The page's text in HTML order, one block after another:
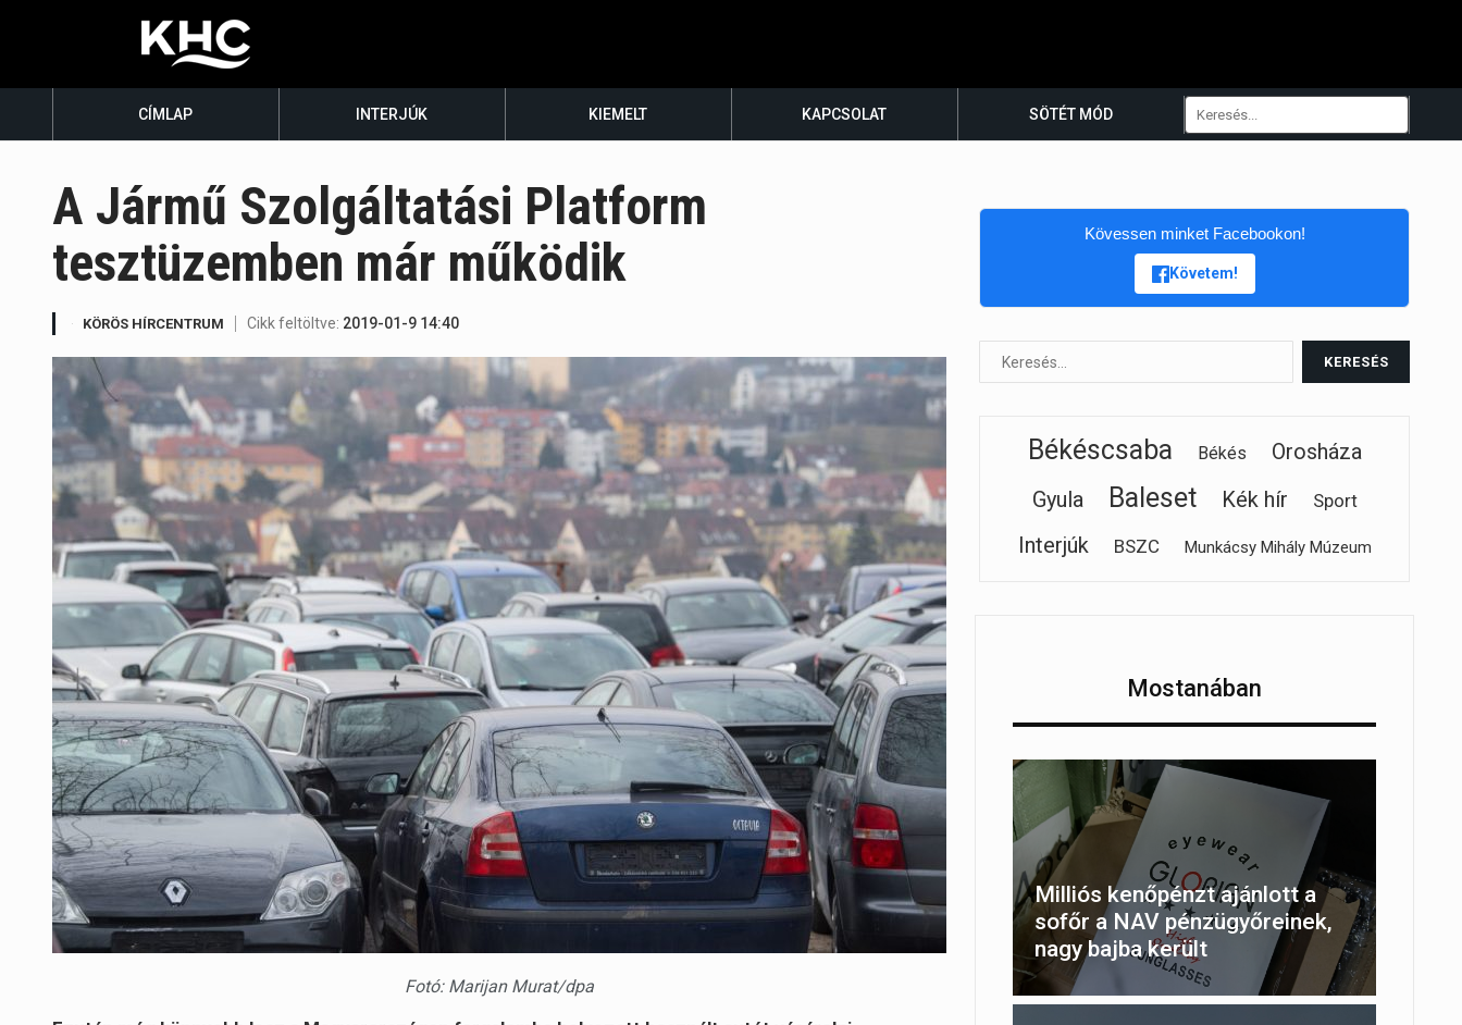
CÍMLAP INTERJÚK KIEMELT KAPCSOLAT SÖTÉT MÓD
A Jármű Szolgáltatási Platform
tesztüzemben már működik
KÖRÖS HÍRCENTRUM Cikk feltöltve: 2019-01-9 14:40
Fotó: Marijan Murat/dpa
Kövessen minket Facebookon!
Követem!
Békéscsaba Békés
Orosháza
Gyula
Baleset Kék hír Sport
Interjúk BSZC Munkácsy Mihály Múzeum
Mostanában
Milliós kenőpénzt ajánlott a
sofőr a NAV pénzügyőreinek,
nagy bajba került